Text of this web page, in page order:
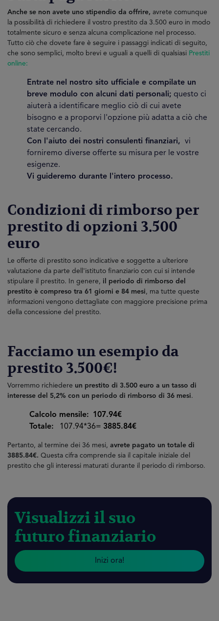
Anche se non avete uno stipendio da offrire, avrete comunque
la possibilità di richiedere il vostro prestito da 3.500 euro in modo
totalmente sicuro e senza alcuna complicazione nel processo.
Tutto ciò che dovete fare è seguire i passaggi indicati di seguito,
che sono semplici, molto brevi e uguali a quelli di qualsiasi Prestiti
online:
Entrate nel nostro sito ufficiale e compilate un
breve modulo con alcuni dati personali; questo ci
aiuterà a identificare meglio ciò di cui avete
bisogno e a proporvi l'opzione più adatta a ciò che
state cercando.
Con l'aiuto dei nostri consulenti finanziari,
vi
forniremo diverse offerte su misura per le vostre
esigenze.
Vi guideremo durante l'intero processo.
Condizioni di rimborso per
prestito di opzioni 3.500
euro
Le offerte di prestito sono indicative e soggette a ulteriore
valutazione da parte dell'istituto finanziario con cui si intende
stipulare il prestito. In genere, il periodo di rimborso del
prestito è compreso tra 61 giorni e 84 mesi, ma tutte queste
informazioni vengono dettagliate con maggiore precisione prima
della concessione del prestito.
Facciamo un esempio da
prestito 3.500€!
Vorremmo richiedere un prestito di 3.500 euro a un tasso di
interesse del 5,2% con un periodo di rimborso di 36 mesi.
Calcolo mensile:
107.94€
Totale: 107.94*36= 3885.84€
Pertanto, al termine dei 36 mesi, avrete pagato un totale di
3885.84€. Questa cifra comprende sia il capitale iniziale del
prestito che gli interessi maturati durante il periodo di rimborso.
Visualizzi il suo
futuro finanziario
Inizi ora!